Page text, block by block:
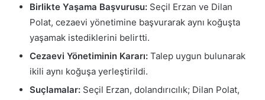
Birlikte Yaşama Başvurusu: Seçil Erzan ve Dilan
Polat, cezaevi yönetimine başvurarak aynı koğuşta
yaşamak istediklerini belirtti.
Cezaevi Yönetiminin Kararı: Talep uygun bulunarak
ikili aynı koğuşa yerleştirildi.
Suçlamalar: Seçil Erzan, dolandırıcılık; Dilan Polat,